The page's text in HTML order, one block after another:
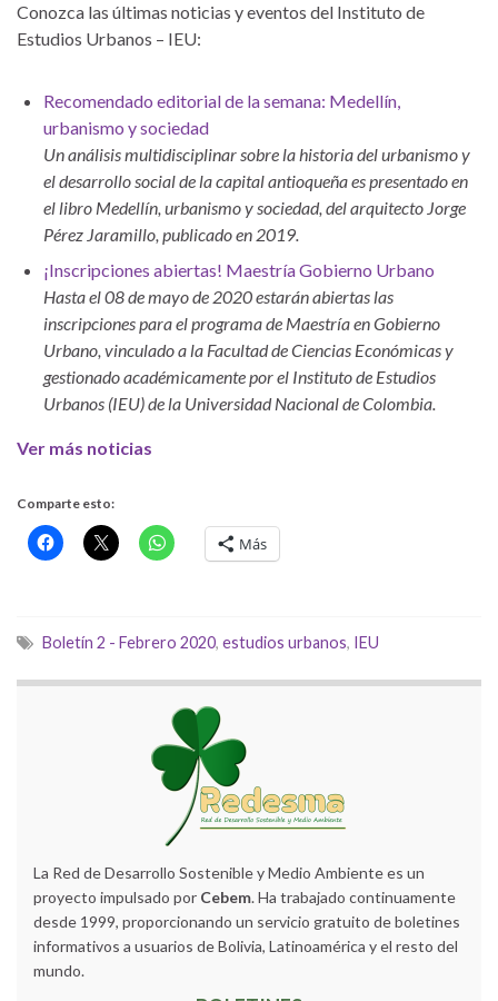
Conozca las últimas noticias y eventos del Instituto de
Estudios Urbanos – IEU:
Recomendado editorial de la semana: Medellín,
urbanismo y sociedad
Un análisis multidisciplinar sobre la historia del urbanismo y
el desarrollo social de la capital antioqueña es presentado en
el libro Medellín, urbanismo y sociedad, del arquitecto Jorge
Pérez Jaramillo, publicado en 2019.
¡Inscripciones abiertas! Maestría Gobierno Urbano
Hasta el 08 de mayo de 2020 estarán abiertas las
inscripciones para el programa de Maestría en Gobierno
Urbano, vinculado a la Facultad de Ciencias Económicas y
gestionado académicamente por el Instituto de Estudios
Urbanos (IEU) de la Universidad Nacional de Colombia.
Ver más noticias
Comparte esto:
Más
Boletín 2 - Febrero 2020, estudios urbanos, IEU
La Red de Desarrollo Sostenible y Medio Ambiente es un
proyecto impulsado por Cebem. Ha trabajado continuamente
desde 1999, proporcionando un servicio gratuito de boletines
informativos a usuarios de Bolivia, Latinoamérica y el resto del
mundo.